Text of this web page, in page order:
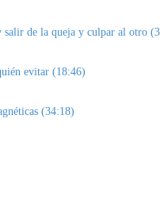
de la queja y culpar al otro
evitar (18:46)
(34:18)